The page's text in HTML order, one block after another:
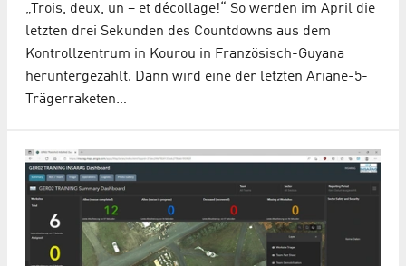
„Trois, deux, un – et décollage!“ So werden im April die
letzten drei Sekunden des Countdowns aus dem
Kontrollzentrum in Kourou in Französisch-Guyana
heruntergezählt. Dann wird eine der letzten Ariane-5-
Trägerraketen…